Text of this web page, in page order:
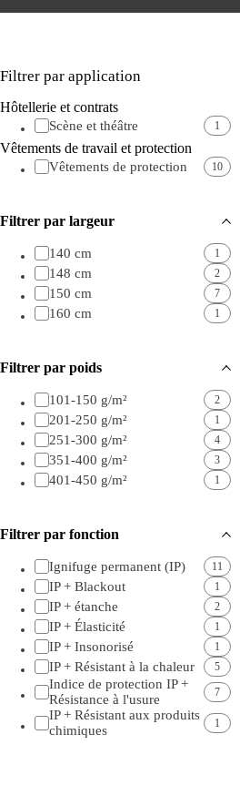
Filtrer par application
Hôtellerie et contrats
Scène et théâtre 1
Vêtements de travail et protection
Vêtements de protection 10
Filtrer par largeur
140 cm 1
148 cm 2
150 cm 7
160 cm 1
Filtrer par poids
101-150 g/m² 2
201-250 g/m² 1
251-300 g/m² 4
351-400 g/m² 3
401-450 g/m² 1
Filtrer par fonction
Ignifuge permanent (IP) 11
IP + Blackout 1
IP + étanche 2
IP + Élasticité 1
IP + Insonorisé 1
IP + Résistant à la chaleur 5
Indice de protection IP +
Résistance à l'usure
7
IP + Résistant aux produits
chimiques
1